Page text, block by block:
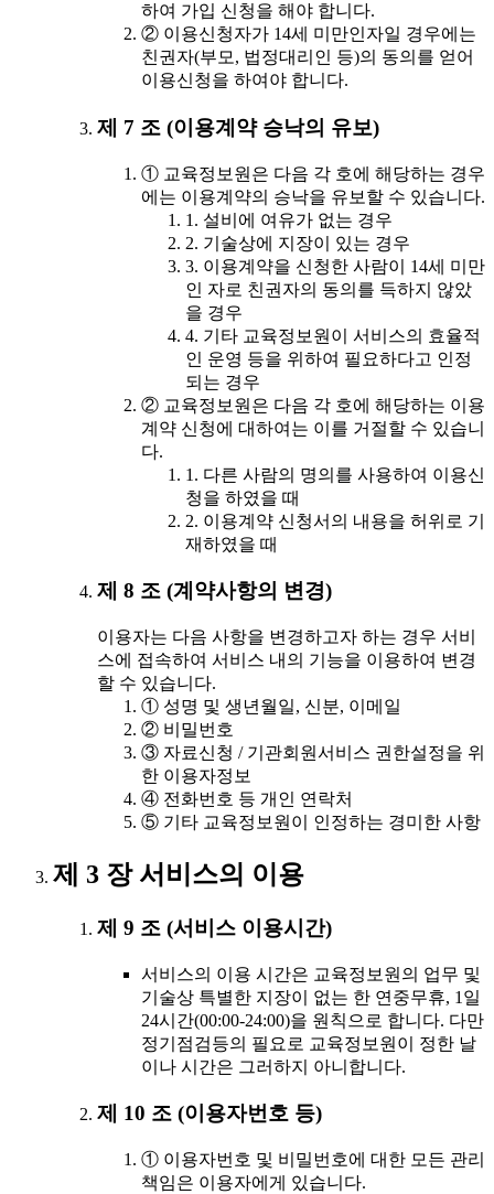
하여 가입 신청을 해야 합니다.
② 이용신청자가 14세 미만인자일 경우에는
친권자(부모, 법정대리인 등)의 동의를 얻어
이용신청을 하여야 합니다.
제 7 조 (이용계약 승낙의 유보)
① 교육정보원은 다음 각 호에 해당하는 경우
에는 이용계약의 승낙을 유보할 수 있습니다.
1. 설비에 여유가 없는 경우
2. 기술상에 지장이 있는 경우
3. 이용계약을 신청한 사람이 14세 미만
인 자로 친권자의 동의를 득하지 않았
을 경우
4. 기타 교육정보원이 서비스의 효율적
인 운영 등을 위하여 필요하다고 인정
되는 경우
② 교육정보원은 다음 각 호에 해당하는 이용
계약 신청에 대하여는 이를 거절할 수 있습니
다.
1. 다른 사람의 명의를 사용하여 이용신
청을 하였을 때
2. 이용계약 신청서의 내용을 허위로 기
재하였을 때
제 8 조 (계약사항의 변경)
이용자는 다음 사항을 변경하고자 하는 경우 서비
스에 접속하여 서비스 내의 기능을 이용하여 변경
할 수 있습니다.
① 성명 및 생년월일, 신분, 이메일
② 비밀번호
③ 자료신청 / 기관회원서비스 권한설정을 위
한 이용자정보
④ 전화번호 등 개인 연락처
⑤ 기타 교육정보원이 인정하는 경미한 사항
제 3 장 서비스의 이용
제 9 조 (서비스 이용시간)
서비스의 이용 시간은 교육정보원의 업무 및
기술상 특별한 지장이 없는 한 연중무휴, 1일
24시간(00:00-24:00)을 원칙으로 합니다. 다만
정기점검등의 필요로 교육정보원이 정한 날
이나 시간은 그러하지 아니합니다.
제 10 조 (이용자번호 등)
① 이용자번호 및 비밀번호에 대한 모든 관리
책임은 이용자에게 있습니다.